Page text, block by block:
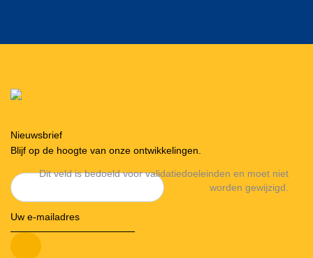
Nieuwsbrief
Blijf op de hoogte van onze ontwikkelingen.
Dit veld is bedoeld voor validatiedoeleinden en moet niet
worden gewijzigd.